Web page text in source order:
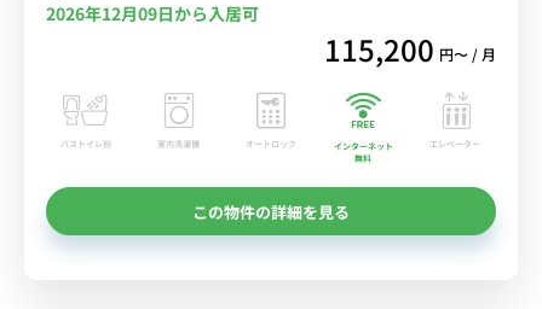
2026年12月09日から入居可
115,200 円〜 / 月
バストイレ別 室内洗濯機 オートロック
インターネット
無料
エレベーター
この物件の詳細を見る